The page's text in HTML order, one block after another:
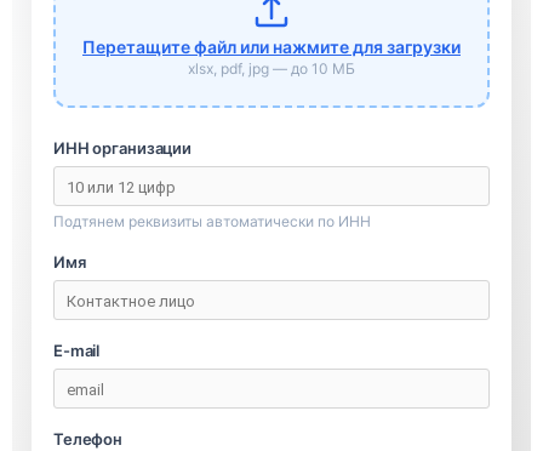
Перетащите файл или нажмите для загрузки
xlsx, pdf, jpg — до 10 МБ
ИНН организации
Подтянем реквизиты автоматически по ИНН
Имя
E-mail
Телефон